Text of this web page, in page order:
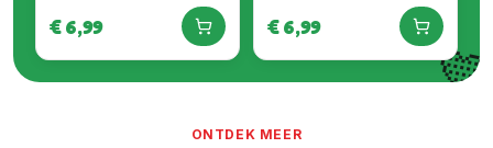
€6,99 €6,99
ONTDEK MEER